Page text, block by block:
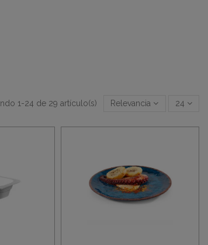
1-24 de 29 artículo(s) Relevancia 24